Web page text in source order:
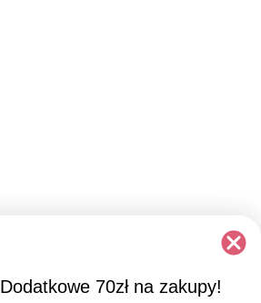
Dodatkowe 70zł na zakupy!